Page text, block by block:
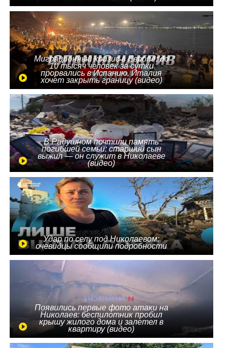
Миграционный кризис в Европе: до
10 тысяч человек за сутки
прорвались в Испанию, Италия
хочет закрыть границу (видео)
В Радушном почтили память
погибшей семьи: старший сын
выжил — он служит в Николаеве
(видео)
Удар по селу под Николаевом:
очевидцы сообщили подробности
Появились первые фото атаки на
Николаев: беспилотник пробил
крышу жилого дома и залетел в
квартиру (видео)